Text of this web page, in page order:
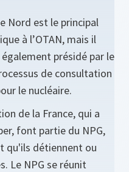
Nord est le principal
à l’OTAN, mais il
présidé par le
de consultation
le nucléaire.
de la France, qui a
font partie du NPG,
qu'ils détiennent ou
Le NPG se réunit